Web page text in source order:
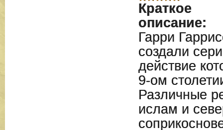
Краткое
описание:
Гарри
создали
действие
9-ом
Различные
ислам и